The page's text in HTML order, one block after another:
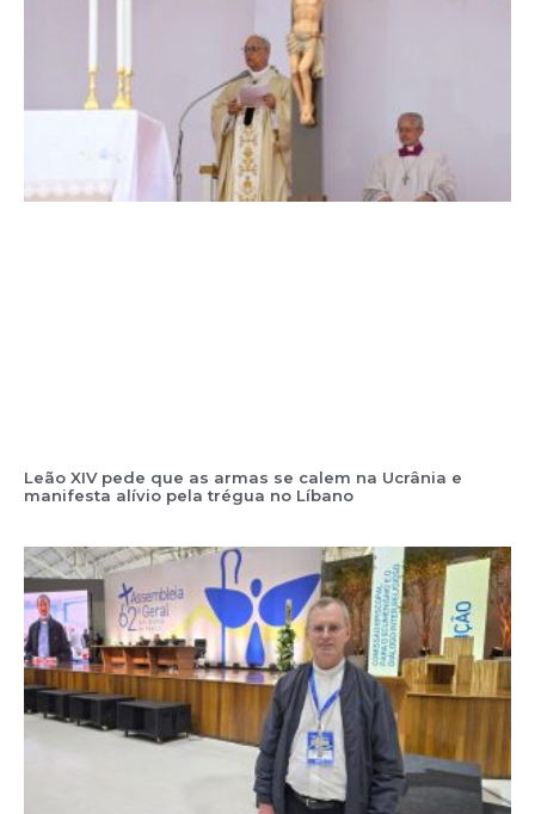
Leão XIV pede que as armas se calem na Ucrânia e
manifesta alívio pela trégua no Líbano